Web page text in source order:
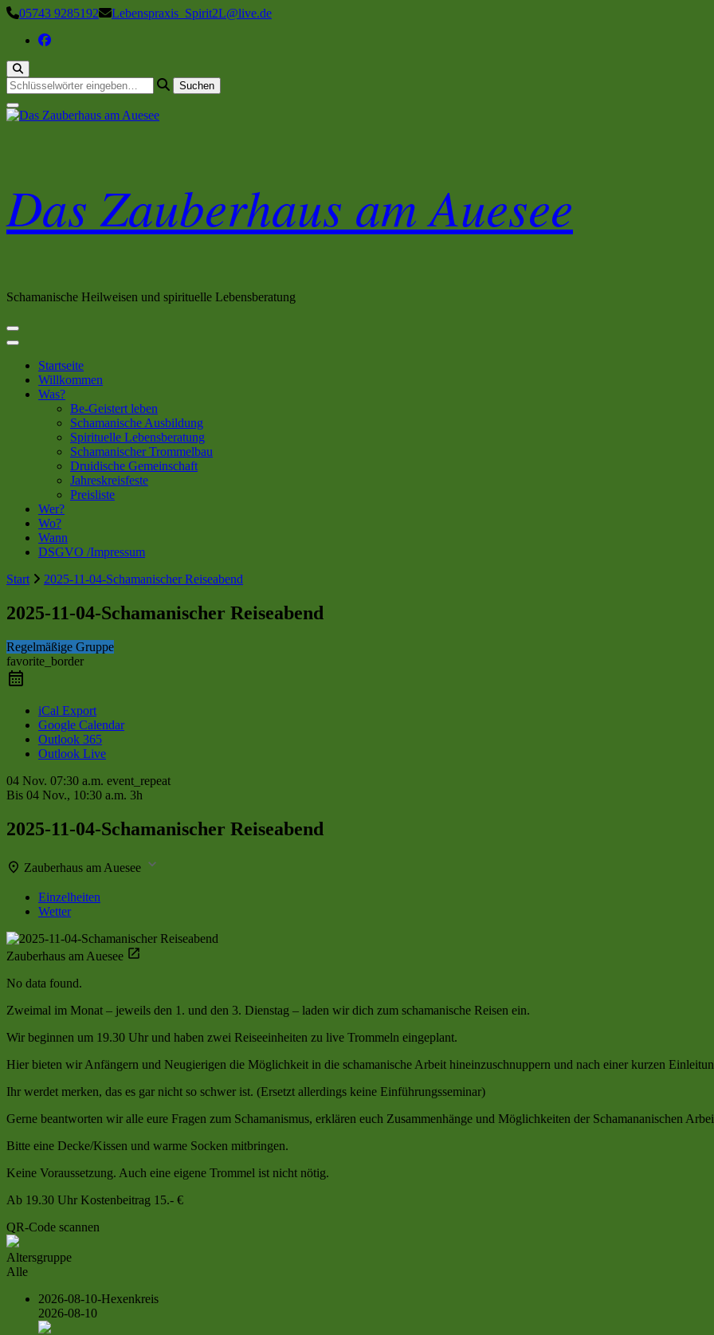
Zum
springen
05743 9285192 Lebenspraxis_Spirit2L@live.de
Suchst
du
nach
Das Zauberhaus am Auesee
Schamanische Heilweisen und spirituelle Lebensberatung
Startseite
Willkommen
Was?
Be-Geistert leben
Schamanische Ausbildung
Spirituelle Lebensberatung
Schamanischer Trommelbau
Druidische Gemeinschaft
Jahreskreisfeste
Preisliste
Wer?
Wo?
Wann
DSGVO /Impressum
Start
2025-11-04-Schamanischer Reiseabend
2025-11-04-Schamanischer Reiseabend
Regelmäßige Gruppe
favorite_border
iCal Export
Google Calendar
Outlook 365
Outlook Live
04 Nov. 07:30 a.m. event_repeat
Bis 04 Nov., 10:30 a.m. 3h
2025-11-04-Schamanischer Reiseabend
Zauberhaus am Auesee
Einzelheiten
Wetter
Zauberhaus am Auesee
No data found.
Zweimal im Monat – jeweils den 1. und den 3. Dienstag – laden wir dich zum schamanische Reisen ein.
Wir beginnen um 19.30 Uhr und haben zwei Reiseeinheiten zu live Trommeln eingeplant.
Hier bieten wir Anfängern und Neugierigen die Möglichkeit in die schamanische Arbeit hineinzuschnuppern und nach einer kurzen
Ihr werdet merken, das es gar nicht so schwer ist. (Ersetzt allerdings keine Einführungsseminar)
Gerne beantworten wir alle eure Fragen zum Schamanismus, erklären euch Zusammenhänge und Möglichkeiten der Schamananischen
Bitte eine Decke/Kissen und warme Socken mitbringen.
Keine Voraussetzung. Auch eine eigene Trommel ist nicht nötig.
Ab 19.30 Uhr Kostenbeitrag 15.- €
QR-Code scannen
Altersgruppe
Alle
2026-08-10-Hexenkreis
2026-08-10